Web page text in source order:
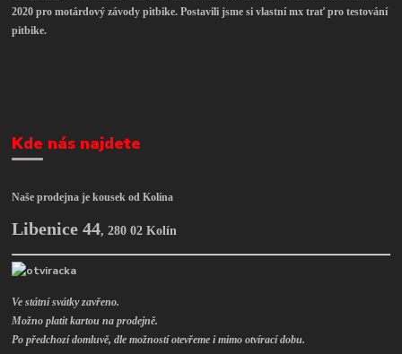
2020 pro motárdový závody pitbike. Postavili jsme si vlastní mx trať pro testování
pitbike.
Kde nás najdete
Naše prodejna je kousek od Kolína
Libenice 44,280 02 Kolín
Ve státní svátky zavřeno.
Možno platit kartou na prodejně.
Po předchozí domluvě, dle možností otevřeme i mimo otvírací dobu.